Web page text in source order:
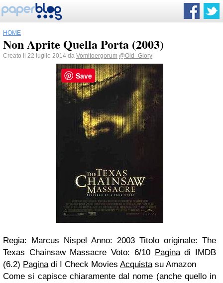
HOME
Non Aprite Quella Porta (2003)
Creato il 22 luglio 2014 da Vomitoergorum @Old_Glory
Regia: Marcus Nispel Anno: 2003 Titolo originale: The
Texas Chainsaw Massacre Voto: 6/10 Paginadi IMDB
(6.2) Paginadi I Check Movies Acquistasu Amazon
Come si capisce chiaramente dal nome (anche quello in
Save